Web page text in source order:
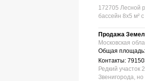
172705 Лесной
бассейн 8х5 м²
Продажа
Московская
Общая
Контакты:
Редкий
Звенигорода,